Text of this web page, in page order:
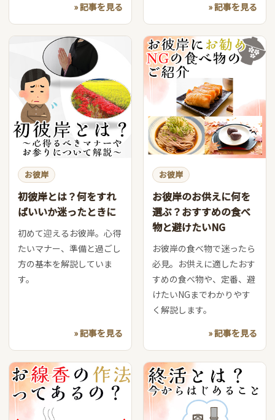
» 記事を見る
» 記事を見る
お彼岸
初彼岸とは？何をすれ
ばいいか迷ったときに
初めて迎えるお彼岸。心得
たいマナー、準備と過ごし
方の基本を解説していま
す。
» 記事を見る
お彼岸
お彼岸のお供えに何を
選ぶ？おすすめの食べ
物と避けたいNG
お彼岸の食べ物で迷ったら
必見。お供えに適したおす
すめの食べ物や、定番、避
けたいNGまでわかりやす
く解説します。
» 記事を見る